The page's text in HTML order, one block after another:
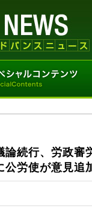
論続行、労政
公労使が意見追